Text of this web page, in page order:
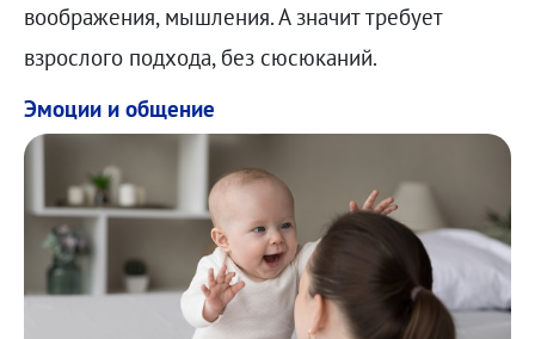
воображения, мышления. А значит требует
взрослого подхода, без сюсюканий.
Эмоции и общение